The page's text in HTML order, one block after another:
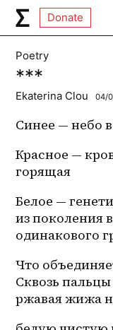
Donate
Poetry
***
Ekaterina Clou 04/
Синее — небо
Красное —
горящая
Белое —
из поколения
одинакового
Что
Сквозь
ржавая жижа